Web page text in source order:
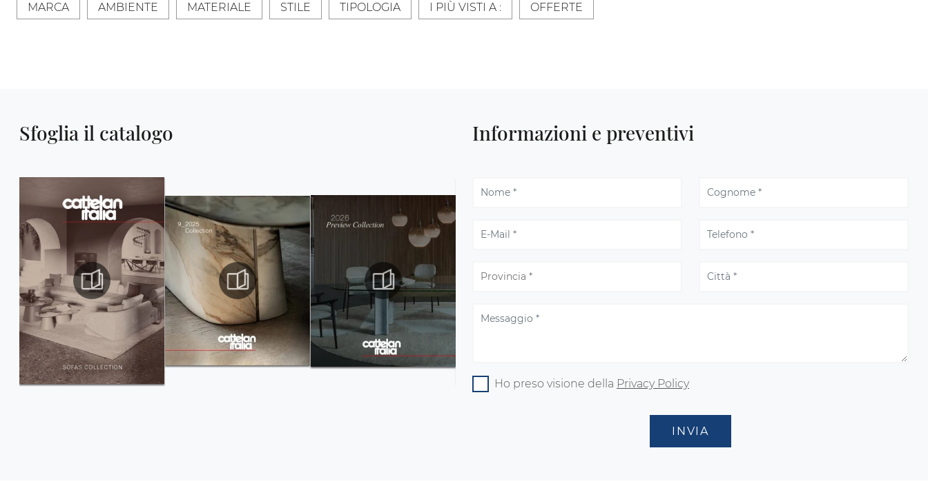
MARCA AMBIENTE MATERIALE STILE TIPOLOGIA I PIÙ VISTI A : OFFERTE
Sfoglia il catalogo Informazioni e preventivi
Ho preso visione della Privacy Policy
INVIA